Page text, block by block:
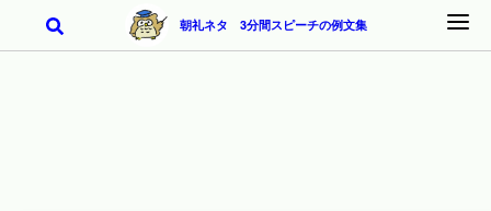
朝礼ネタ 3分間スピーチの例文集